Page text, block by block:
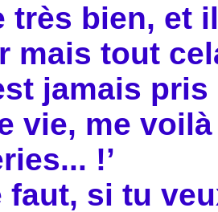
très bien, et
mais tout
jamais
vie, me
!’
faut, si tu